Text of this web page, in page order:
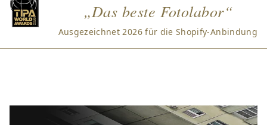
„Das beste Fotolabor“
Ausgezeichnet 2026 für die Shopify-Anbindung